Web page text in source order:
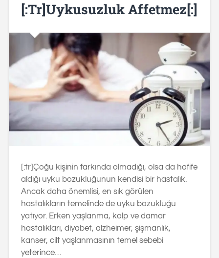
[:tr]Uykusuzluk Affetmez[:]
[:tr]Çoğu kişinin farkında olmadığı, olsa da hafife
aldığı uyku bozukluğunun kendisi bir hastalık.
Ancak daha önemlisi, en sık görülen
hastalıkların temelinde de uyku bozukluğu
yatıyor. Erken yaşlanma, kalp ve damar
hastalıkları, diyabet, alzheimer, şişmanlık,
kanser, cilt yaşlanmasının temel sebebi
yeterince…